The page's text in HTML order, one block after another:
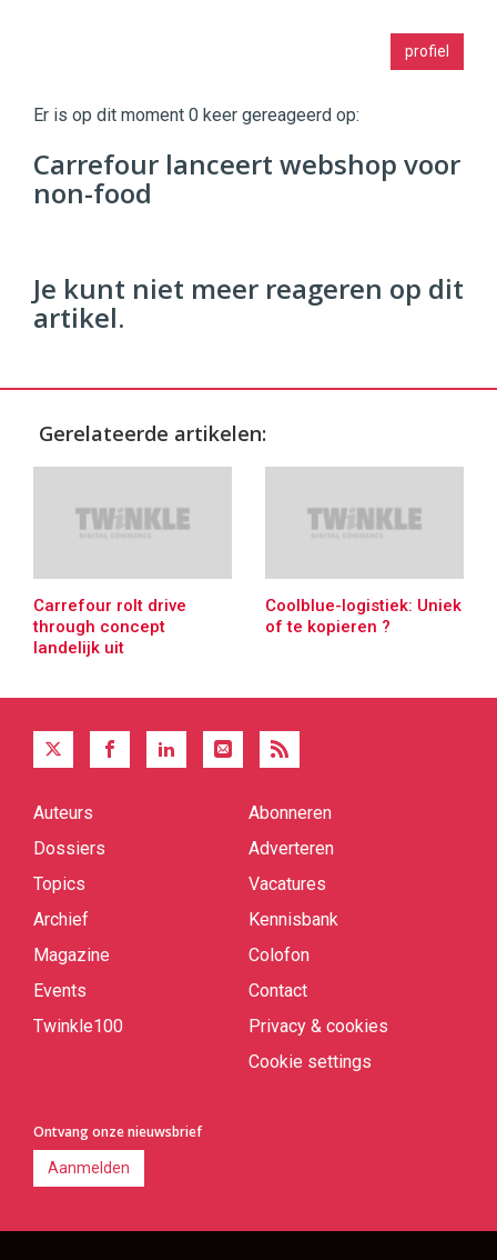
profiel
Commerce https://twinklemagazine.nl
9654
Er is op dit moment 0 keer gereageerd op:
Carrefour lanceert webshop voor
non-food
Je kunt niet meer reageren op dit
artikel.
Gerelateerde artikelen:
Carrefour rolt drive
through concept
landelijk uit
Coolblue-logistiek: Uniek
of te kopieren ?
Quick
Auteurs
Dossiers
Topics
Archief
Magazine
Events
Twinkle100
Abonneren
Adverteren
Vacatures
Kennisbank
Colofon
Contact
Privacy & cookies
Cookie settings
Ontvang onze nieuwsbrief
Aanmelden